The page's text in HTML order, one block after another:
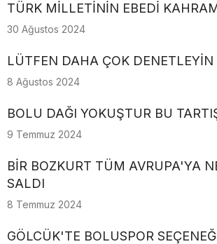
TÜRK MİLLETİNİN EBEDİ
30 Ağustos 2024
LÜTFEN DAHA ÇOK DENETLEYİN
8 Ağustos 2024
BOLU DAĞI YOKUŞTUR BU
9 Temmuz 2024
BİR BOZKURT TÜM AVRUPA'YA
SALDI
8 Temmuz 2024
GÖLCÜK'TE BOLUSPOR